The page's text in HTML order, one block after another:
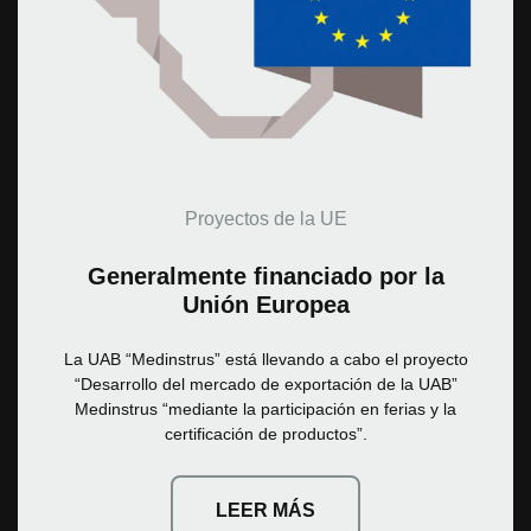
Proyectos de la UE
Generalmente financiado por la
Unión Europea
La UAB “Medinstrus” está llevando a cabo el proyecto
“Desarrollo del mercado de exportación de la UAB”
Medinstrus “mediante la participación en ferias y la
certificación de productos”.
LEER MÁS